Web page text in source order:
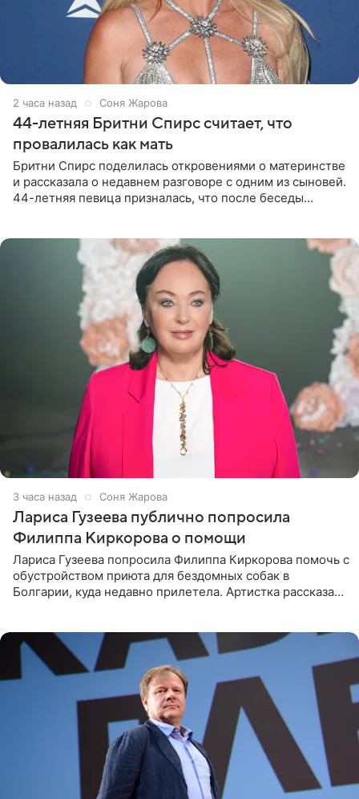
2 часа назад Соня Жарова
44-летняя Бритни Спирс считает, что
провалилась как мать
Бритни Спирс поделилась откровениями о материнстве
и рассказала о недавнем разговоре с одним из сыновей.
44-летняя певица призналась, что после беседы
3 часа назад Соня Жарова
Лариса Гузеева публично попросила
Филиппа Киркорова о помощи
Лариса Гузеева попросила Филиппа Киркорова помочь с
обустройством приюта для бездомных собак в
Болгарии, куда недавно прилетела. Артистка рассказала